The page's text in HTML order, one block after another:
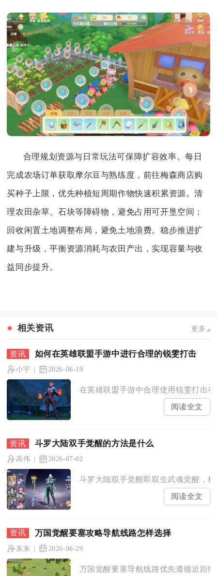
合理规划资源与日常玩法可保障扩容效率。每日
完成农场订单获取摩尔豆与熟练度，前往梅森商店购
买种子上限，优先种植短周期作物快速积累资源。清
理农田杂草、石块等障碍物，避免占用可开垦空间；
回收闲置土地调整布局，避免土地浪费。稳步推进扩
建与升级，平衡资源消耗与农田产出，实现容量与收
益同步提升。
相关资讯 更多
如何在英雄联盟手游中进行合理的锐雯打击
小宇 2026-06-19
在英雄联盟手游中合理使用锐雯打出
阅读全文
斗罗大陆双手觉醒的方法是什么
高伟 2026-07-02
斗罗大陆双手觉醒即双生武魂觉醒，
阅读全文
万国觉醒要塞攻略导航线路怎样选择
东东 2026-06-29
万国觉醒要塞导航线路优先遵循近距